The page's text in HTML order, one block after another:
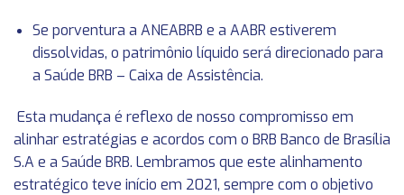
Se porventura a ANEABRB e a AABR estiverem
dissolvidas, o patrimônio líquido será direcionado para
a Saúde BRB – Caixa de Assistência.
Esta mudança é reflexo de nosso compromisso em
alinhar estratégias e acordos com o BRB Banco de Brasília
S.A e a Saúde BRB. Lembramos que este alinhamento
estratégico teve início em 2021, sempre com o objetivo